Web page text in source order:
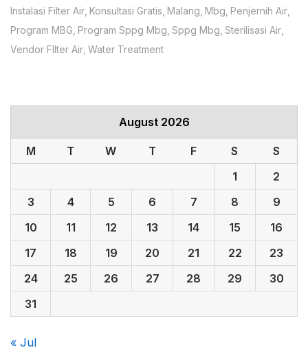
Instalasi Filter Air Konsultasi Gratis Malang Mbg Penjernih Air
Program MBG Program Sppg Mbg Sppg Mbg Sterilisasi Air
Vendor FIlter Air Water Treatment
August 2026
M T W T F S
S
1
2
3
4 5 6 7 8
9
10
11 12 13 14 15
16
17
18 19 20 21 22
23
24
25 26 27 28 29
30
31
« Jul